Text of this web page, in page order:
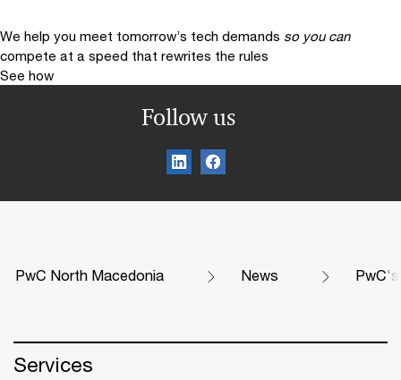
We help you meet tomorrow’s tech demands so you can
compete at a speed that rewrites the rules
See how
Follow us
PwC North Macedonia News PwC's
Services